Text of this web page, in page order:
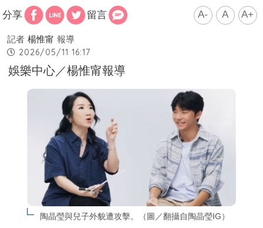
分享 留言 A- A A+
記者 楊惟甯 報導
2026/05/11 16:17
娛樂中心／楊惟甯報導
陶晶瑩與兒子外貌遭攻擊。（圖／翻攝自陶晶瑩IG）